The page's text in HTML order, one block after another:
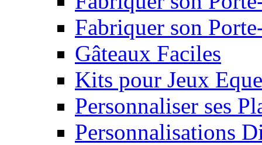
Fabriquer son
Gâteaux Faciles
Kits pour Jeux
Personnaliser ses
Personnalisations